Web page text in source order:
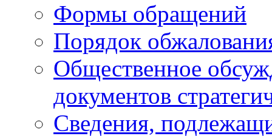
Формы обращений
Порядок
Общественное
документов
Сведения,